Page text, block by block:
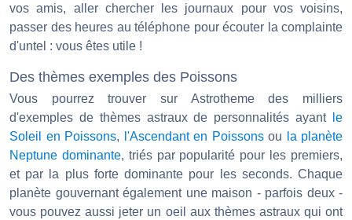
vos amis, aller chercher les journaux pour vos voisins,
passer des heures au téléphone pour écouter la complainte
d'untel : vous êtes utile !
Des thèmes exemples des Poissons
Vous pourrez trouver sur Astrotheme des milliers
d'exemples de thèmes astraux de personnalités ayant
le
Soleil en Poissons, l'Ascendant en Poissonsou
la planète
Neptune dominante, triés par popularité pour les premiers,
et par la plus forte dominante pour les seconds. Chaque
planète gouvernant également une maison - parfois deux -
vous pouvez aussi jeter un oeil aux thèmes astraux qui ont